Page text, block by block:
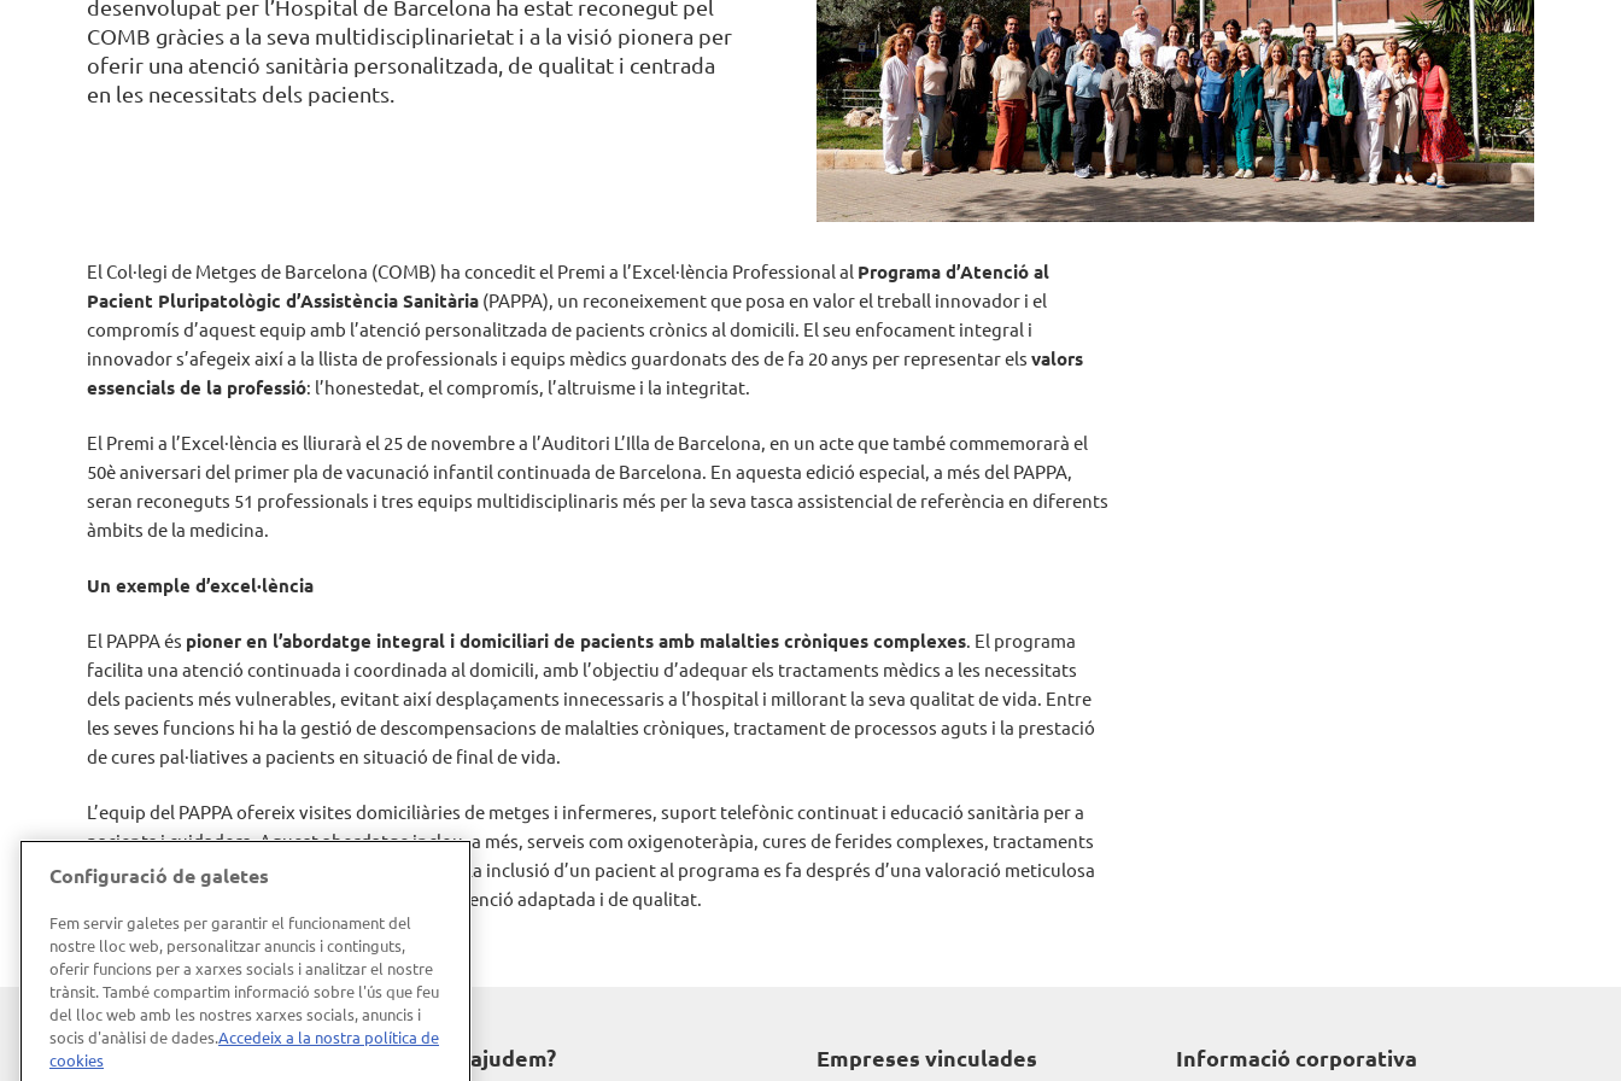
desenvolupat per l’Hospital de Barcelona ha estat reconegut pel
COMB gràcies a la seva multidisciplinarietat i a la visió pionera per
oferir una atenció sanitària personalitzada, de qualitat i centrada
en les necessitats dels pacients.
El Col·legi de Metges de Barcelona (COMB) ha concedit el Premi a l’Excel·lència Professional al Programa d’Atenció al
Pacient Pluripatològic d’Assistència Sanitària (PAPPA), un reconeixement que posa en valor el treball innovador i el
compromís d’aquest equip amb l’atenció personalitzada de pacients crònics al domicili. El seu enfocament integral i
innovador s’afegeix així a la llista de professionals i equips mèdics guardonats des de fa 20 anys per representar els valors
essencials de la professió: l’honestedat, el compromís, l’altruisme i la integritat.
El Premi a l’Excel·lència es lliurarà el 25 de novembre a l’Auditori L’Illa de Barcelona, en un acte que també commemorarà el
50è aniversari del primer pla de vacunació infantil continuada de Barcelona. En aquesta edició especial, a més del PAPPA,
seran reconeguts 51 professionals i tres equips multidisciplinaris més per la seva tasca assistencial de referència en diferents
àmbits de la medicina.
Un exemple d’excel·lència
El PAPPA és pioner en l’abordatge integral i domiciliari de pacients amb malalties cròniques complexes. El programa
facilita una atenció continuada i coordinada al domicili, amb l’objectiu d’adequar els tractaments mèdics a les necessitats
dels pacients més vulnerables, evitant així desplaçaments innecessaris a l’hospital i millorant la seva qualitat de vida. Entre
les seves funcions hi ha la gestió de descompensacions de malalties cròniques, tractament de processos aguts i la prestació
de cures pal·liatives a pacients en situació de final de vida.
L’equip del PAPPA ofereix visites domiciliàries de metges i infermeres, suport telefònic continuat i educació sanitària per a
pacients i cuidadors. Aquest abordatge inclou, a més, serveis com oxigenoteràpia, cures de ferides complexes, tractaments
intravenosos i altres teràpies especialitzades. La inclusió d’un pacient al programa es fa després d’una valoració meticulosa
per part de l’equip mèdic, que garanteix una atenció adaptada i de qualitat.
Hospital de Barcelona T'ajudem? Empreses vinculades Informació corporativa
Configuració de galetes
Fem servir galetes per garantir el funcionament del
nostre lloc web, personalitzar anuncis i continguts,
oferir funcions per a xarxes socials i analitzar el nostre
trànsit. També compartim informació sobre l'ús que feu
del lloc web amb les nostres xarxes socials, anuncis i
socis d'anàlisi de dades.Accedeix a la nostra política de
cookies